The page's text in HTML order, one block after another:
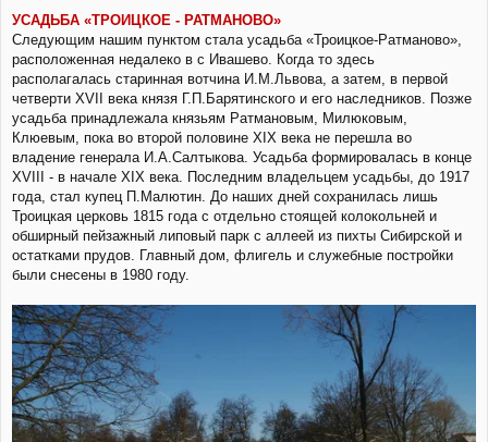
УСАДЬБА «ТРОИЦКОЕ - РАТМАНОВО»
Следующим нашим пунктом стала усадьба «Троицкое-Ратманово»,
расположенная недалеко в с Ивашево. Когда то здесь
располагалась старинная вотчина И.М.Львова, а затем, в первой
четверти XVII века князя Г.П.Барятинского и его наследников. Позже
усадьба принадлежала князьям Ратмановым, Милюковым,
Клюевым, пока во второй половине XIX века не перешла во
владение генерала И.А.Салтыкова. Усадьба формировалась в конце
XVIII - в начале XIX века. Последним владельцем усадьбы, до 1917
года, стал купец П.Малютин. До наших дней сохранилась лишь
Троицкая церковь 1815 года с отдельно стоящей колокольней и
обширный пейзажный липовый парк с аллеей из пихты Сибирской и
остатками прудов. Главный дом, флигель и служебные постройки
были снесены в 1980 году.